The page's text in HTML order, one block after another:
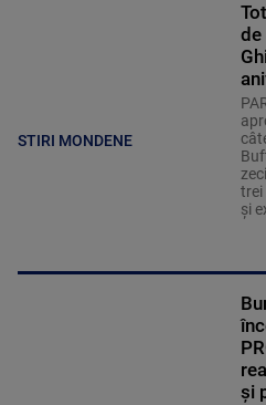
STIRI MONDENE
de
trei
și
și